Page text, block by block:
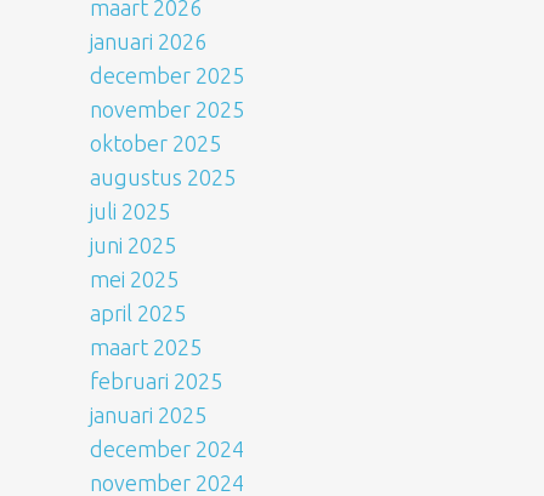
maart 2026
januari 2026
december 2025
november 2025
oktober 2025
augustus 2025
juli 2025
juni 2025
mei 2025
april 2025
maart 2025
februari 2025
januari 2025
december 2024
november 2024